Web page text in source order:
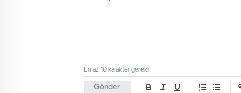
Gönder
En az 10 karakter gerekli